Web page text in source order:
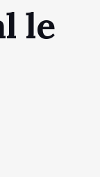
le